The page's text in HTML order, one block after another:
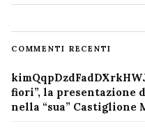
COMMENTI RECENTI
fiori”, la presentazione
nella “sua” Castiglione